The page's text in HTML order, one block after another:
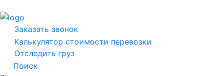
Заказать звонок
Калькулятор стоимости перевозки
Отследить груз
Поиск